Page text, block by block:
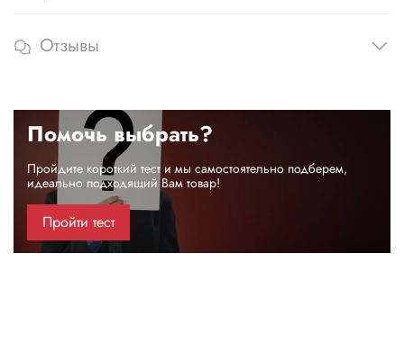
Отзывы
Помочь выбрать?
Пройдите короткий тест и мы самостоятельно подберем,
идеально подходящий Вам товар!
Пройти тест